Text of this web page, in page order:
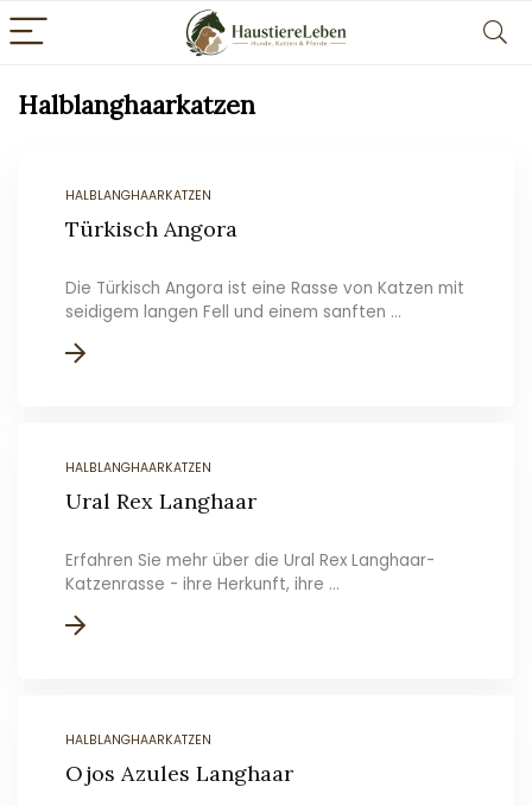
Halblanghaarkatzen
HALBLANGHAARKATZEN
Türkisch Angora
Die Türkisch Angora ist eine Rasse von Katzen mit
seidigem langen Fell und einem sanften ...
HALBLANGHAARKATZEN
Ural Rex Langhaar
Erfahren Sie mehr über die Ural Rex Langhaar-
Katzenrasse - ihre Herkunft, ihre ...
HALBLANGHAARKATZEN
Ojos Azules Langhaar